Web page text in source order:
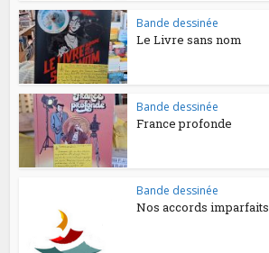
Bande dessinée
Le Livre sans nom
Bande dessinée
France profonde
Bande dessinée
Nos accords imparfaits